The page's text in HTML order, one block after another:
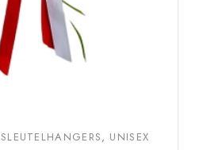
SLEUTELHANGERS UNISEX